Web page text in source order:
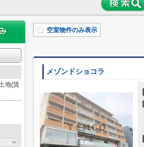
空室物件のみ表示
メゾンドショコラ
地(賃